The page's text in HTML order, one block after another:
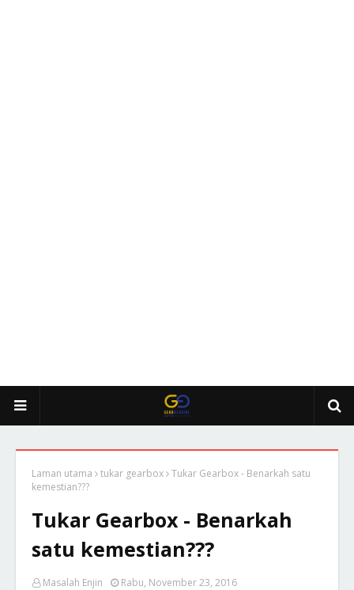
Laman utama tukar gearbox Tukar Gearbox - Benarkah satu
kemestian???
Tukar Gearbox - Benarkah
satu kemestian???
Masalah Enjin Rabu, November 23, 2016